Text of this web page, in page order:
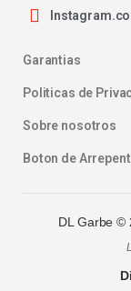
Garantias
Politicas de
Sobre nosotros
Boton de
DL Garbe ©